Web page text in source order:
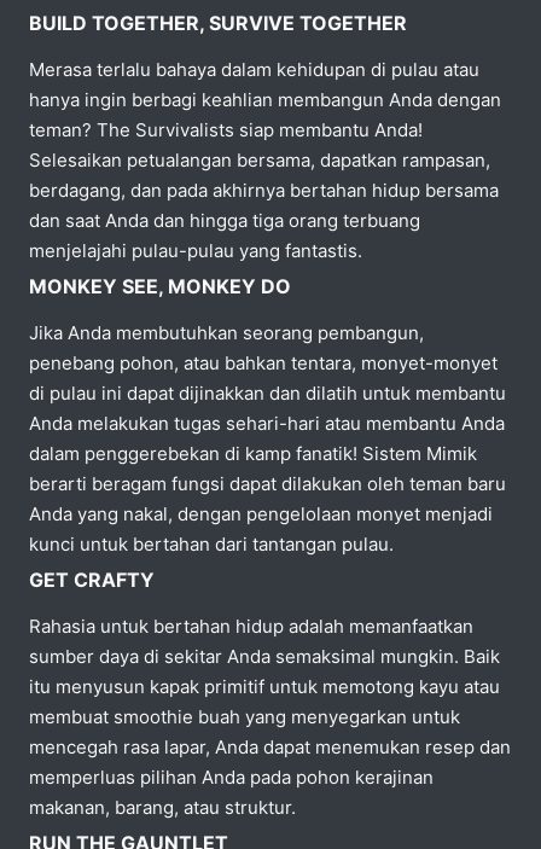
BUILD TOGETHER, SURVIVE TOGETHER
Merasa terlalu bahaya dalam kehidupan di pulau atau
hanya ingin berbagi keahlian membangun Anda dengan
teman? The Survivalists siap membantu Anda!
Selesaikan petualangan bersama, dapatkan rampasan,
berdagang, dan pada akhirnya bertahan hidup bersama
dan saat Anda dan hingga tiga orang terbuang
menjelajahi pulau-pulau yang fantastis.
MONKEY SEE, MONKEY DO
Jika Anda membutuhkan seorang pembangun,
penebang pohon, atau bahkan tentara, monyet-monyet
di pulau ini dapat dijinakkan dan dilatih untuk membantu
Anda melakukan tugas sehari-hari atau membantu Anda
dalam penggerebekan di kamp fanatik! Sistem Mimik
berarti beragam fungsi dapat dilakukan oleh teman baru
Anda yang nakal, dengan pengelolaan monyet menjadi
kunci untuk bertahan dari tantangan pulau.
GET CRAFTY
Rahasia untuk bertahan hidup adalah memanfaatkan
sumber daya di sekitar Anda semaksimal mungkin. Baik
itu menyusun kapak primitif untuk memotong kayu atau
membuat smoothie buah yang menyegarkan untuk
mencegah rasa lapar, Anda dapat menemukan resep dan
memperluas pilihan Anda pada pohon kerajinan
makanan, barang, atau struktur.
RUN THE GAUNTLET